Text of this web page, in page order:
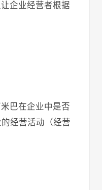
企业经营者根据
巴在企业中是否
经营活动（经营